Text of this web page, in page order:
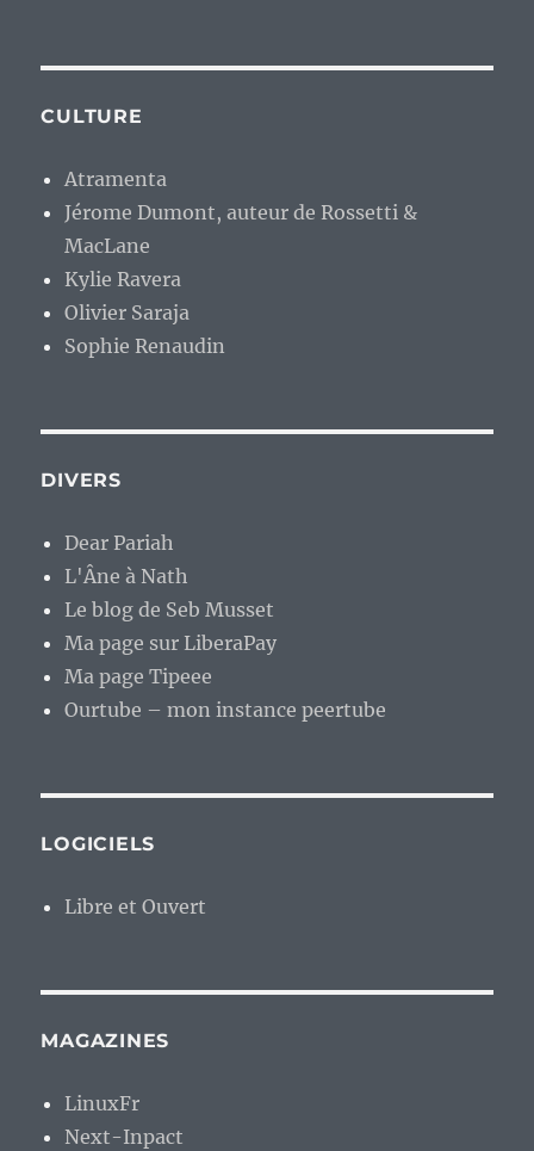
CULTURE
Atramenta
Jérome Dumont, auteur de Rossetti &
MacLane
Kylie Ravera
Olivier Saraja
Sophie Renaudin
DIVERS
Dear Pariah
L'Âne à Nath
Le blog de Seb Musset
Ma page sur LiberaPay
Ma page Tipeee
Ourtube – mon instance peertube
LOGICIELS
Libre et Ouvert
MAGAZINES
LinuxFr
Next-Inpact